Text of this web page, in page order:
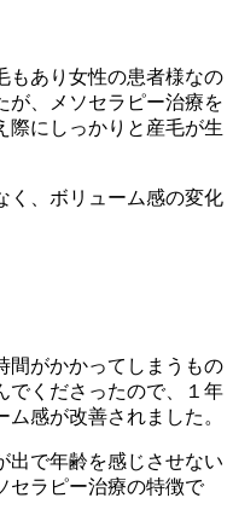
もあり女性の患者様なの
が、メソセラピー治療を
際にしっかりと産毛が生
く、ボリューム感の変化
間がかかってしまうもの
でくださったので、１年
感が改善されました。
出で年齢を感じさせない
セラピー治療の特徴で